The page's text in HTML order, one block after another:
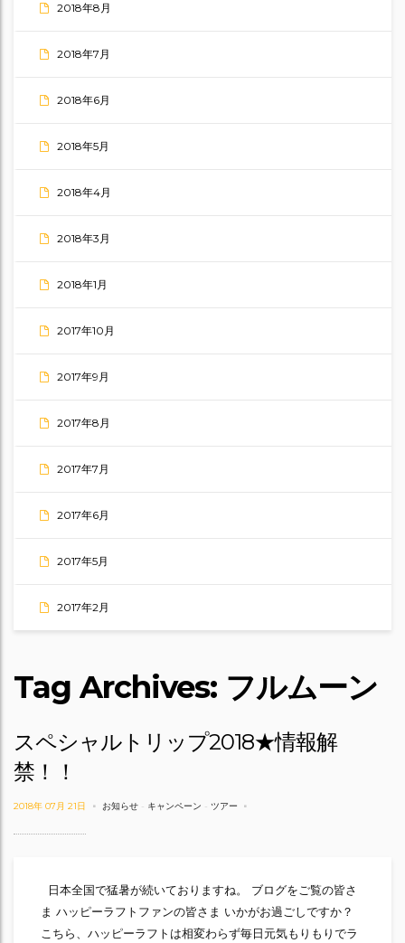
2018年8月
2018年7月
2018年6月
2018年5月
2018年4月
2018年3月
2018年1月
2017年10月
2017年9月
2017年8月
2017年7月
2017年6月
2017年5月
2017年2月
Tag Archives: フルムーン
スペシャルトリップ2018★情報解
禁！！
2018年 07月 21日 お知らせ - キャンペーン - ツアー
日本全国で猛暑が続いておりますね。 ブログをご覧の皆さ
ま ハッピーラフトファンの皆さま いかがお過ごしですか？
こちら、ハッピーラフトは相変わらず毎日元気もりもりでラ